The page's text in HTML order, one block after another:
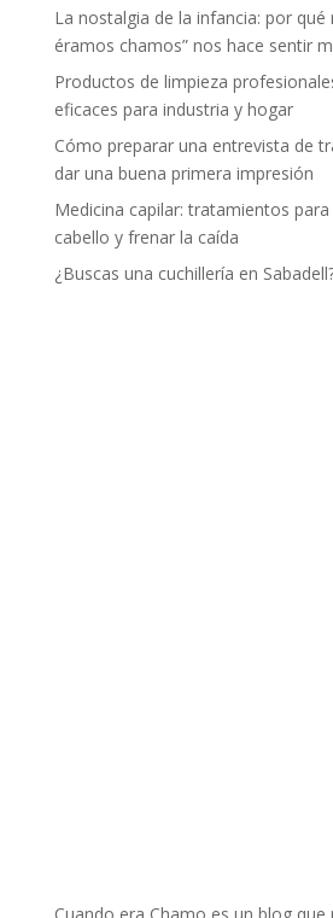
La nostalgia de la infancia: por qué
éramos chamos” nos hace sentir
Productos de limpieza
eficaces para industria y hogar
Cómo preparar una entrevista de
dar una buena primera impresión
Medicina capilar: tratamientos
cabello y frenar la caída
¿Buscas una cuchillería en